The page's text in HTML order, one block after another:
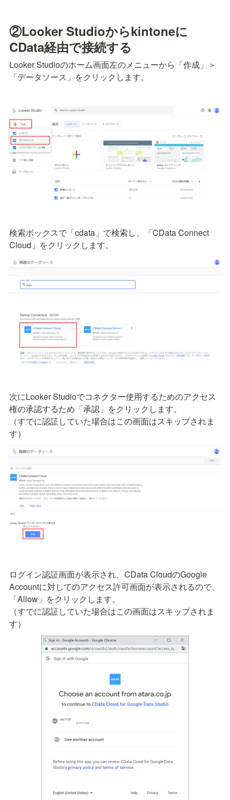
②Looker Studioからkintoneに
CData経由で接続する
Looker Studioのホーム画面左のメニューから「作成」＞
「データソース」をクリックします。
検索ボックスで「cdata」で検索し、「CData Connect
Cloud」をクリックします。
次にLooker Studioでコネクター使用するためのアクセス
権の承認するため「承認」をクリックします。
（すでに認証していた場合はこの画面はスキップされま
す）
ログイン認証画面が表示され、CData CloudのGoogle
Accountに対してのアクセス許可画面が表示されるので、
「Allow」をクリックします。
（すでに認証していた場合はこの画面はスキップされま
す）